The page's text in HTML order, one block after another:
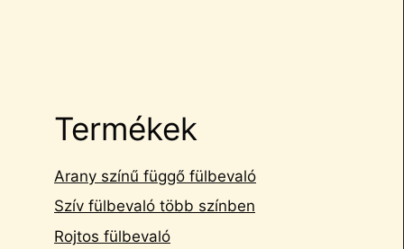
Termékek
Arany színű függő fülbevaló
Szív fülbevaló több színben
Rojtos fülbevaló